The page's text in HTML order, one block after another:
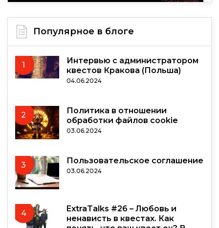
Популярное в блоге
1
Интервью с администратором
квестов Кракова (Польша)
04.06.2024
2
Политика в отношении
обработки файлов cookie
03.06.2024
3 Пользовательское соглашение
03.06.2024
4
ExtraTalks #26 – Любовь и
ненависть в квестах. Как